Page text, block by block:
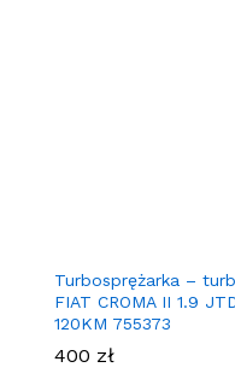
Turbosprężarka –
FIAT CROMA II 1.9
120KM 755373
400 zł